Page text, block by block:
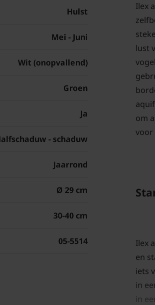
Hulst
Mei - Juni
Wit (onopvallend)
Groen
Ja
- schaduw
Jaarrond
Ø 29 cm
30-40 cm
05-5514
Ilex
lust
om
voor
Ilex
en
iets
in
in